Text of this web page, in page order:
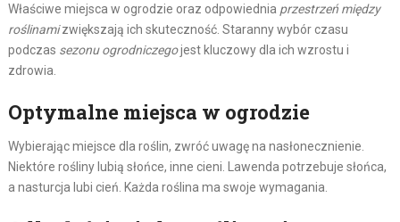
Właściwe miejsca w ogrodzie oraz odpowiednia przestrzeń między
roślinamizwiększają ich skuteczność. Staranny wybór czasu
podczas sezonu ogrodniczegojest kluczowy dla ich wzrostu i
zdrowia.
Optymalne miejsca w ogrodzie
Wybierając miejsce dla roślin, zwróć uwagę na nasłonecznienie.
Niektóre rośliny lubią słońce, inne cieni. Lawenda potrzebuje słońca,
a nasturcja lubi cień. Każda roślina ma swoje wymagania.